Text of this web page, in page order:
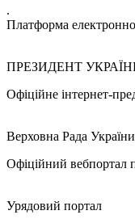
.
Платформа
ПРЕЗИДЕНТ
Офіційне інтернет-
Верховна Рада України
Офіційний вебпортал
Урядовий портал